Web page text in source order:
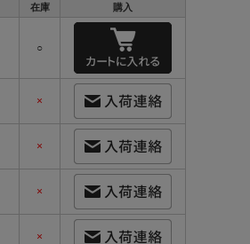
在庫 購入
○
×
×
×
×